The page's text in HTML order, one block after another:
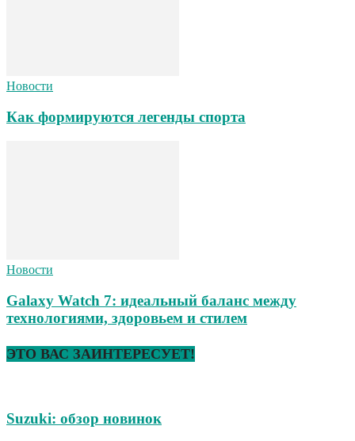
Новости
Как формируются легенды спорта
Новости
Galaxy Watch 7: идеальный баланс между
технологиями, здоровьем и стилем
ЭТО ВАС ЗАИНТЕРЕСУЕТ!
Suzuki: обзор новинок